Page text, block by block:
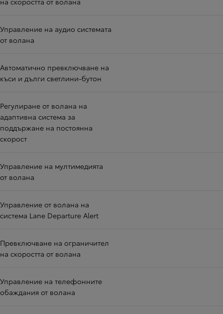
Управление на аудио системата
от волана
Автоматично превключване на
къси и дълги светлини-бутон
Регулиране от волана на
адаптивна система за
поддържане на постоянна
скорост
Управление на мултимедията
от волана
Управление от волана на
система Lane Departure Alert
Превключване на ограничител
на скоростта от волана
Управление на телефонните
обаждания от волана